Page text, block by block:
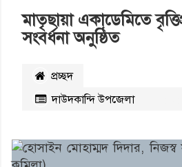
মাতৃছায়া একাডেমিতে
সংবর্ধনা অনুষ্ঠিত
প্রচ্ছদ
দাউদকান্দি উপজেলা